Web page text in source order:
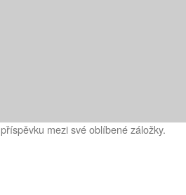
příspěvku mezi své oblíbené záložky.